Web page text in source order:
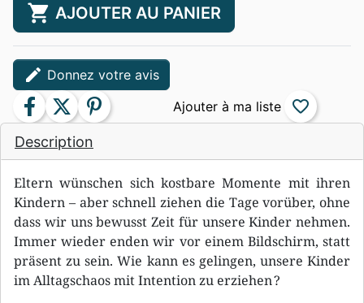
Description
Eltern wünschen sich kostbare Momente mit ihren
Kindern – aber schnell ziehen die Tage vorüber, ohne
dass wir uns bewusst Zeit für unsere Kinder nehmen.
Immer wieder enden wir vor einem Bildschirm, statt
präsent zu sein. Wie kann es gelingen, unsere Kinder
im Alltagschaos mit Intention zu erziehen ?
shopping_cart AJOUTER AU PANIER
edit Donnez votre avis
facebook twitter pinterest favorite_border